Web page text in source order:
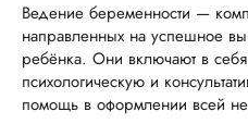
Ведение беременности —
направленных на успешное
ребёнка. Они включают в
психологическую и
помощь в оформлении всей